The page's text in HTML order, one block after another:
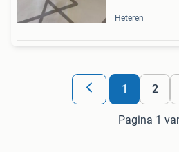
Heteren
1 2
Pagina 1